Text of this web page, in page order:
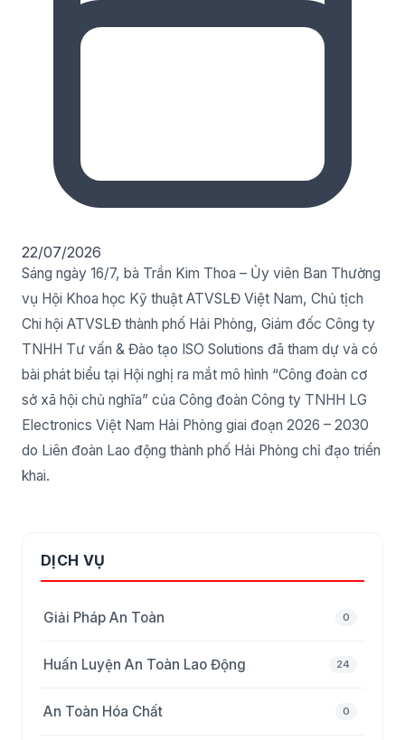
22/07/2026
Sáng ngày 16/7, bà Trần Kim Thoa – Ủy viên Ban Thường
vụ Hội Khoa học Kỹ thuật ATVSLĐ Việt Nam, Chủ tịch
Chi hội ATVSLĐ thành phố Hải Phòng, Giám đốc Công ty
TNHH Tư vấn & Đào tạo ISO Solutions đã tham dự và có
bài phát biểu tại Hội nghị ra mắt mô hình “Công đoàn cơ
sở xã hội chủ nghĩa” của Công đoàn Công ty TNHH LG
Electronics Việt Nam Hải Phòng giai đoạn 2026 – 2030
do Liên đoàn Lao động thành phố Hải Phòng chỉ đạo triển
khai.
DỊCH VỤ
Giải Pháp An Toàn 0
Huấn Luyện An Toàn Lao Động 24
An Toàn Hóa Chất 0